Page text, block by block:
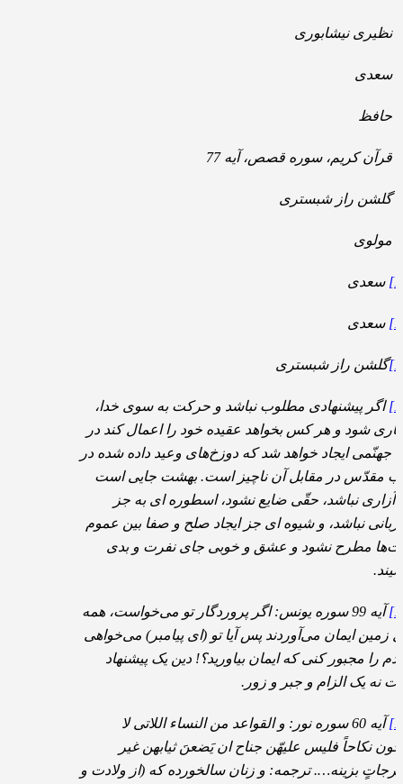
نظیری نیشابوری
سعدی
حافظ
قرآن کریم، سوره قصص، آیه 77
گلشن راز شبستری
مولوی
سعدی
سعدی
گلشن راز شبستری
اگر پیشنهادی مطلوب نباشد و حرکت به سوی خدا،
شود و هر کس بخواهد عقیده خود را اعمال کند در
جهنّمی ایجاد خواهد شد که دوزخ‌های وعید داده شده در
مقدّس در مقابل آن ناچیز است. بهشت جایی است
آزاری نباشد، حقّی ضایع نشود، اسطوره ای به جز
نباشد، و شیوه ای جز ایجاد صلح و صفا بین عموم
مطرح نشود و عشق و خوبی جای نفرت و بدی
آیه 99 سوره یونس: اگر پروردگار تو می‌خواست، همه
زمین ایمان می‌آوردند پس آیا تو (ای پیامبر) می‌خواهی
را مجبور کنی که ایمان بیاورید؟! دین یک پیشنهاد
نه یک الزام و جبر و زور.
آیه 60 سوره نور: و القواعد من النساء اللاتی لا
نکاحاً فلیس علیهّن جناح ان یَضعنَ ثیابهن غیر
بزینه…. ترجمه: و زنان سالخورده که (از ولادت و